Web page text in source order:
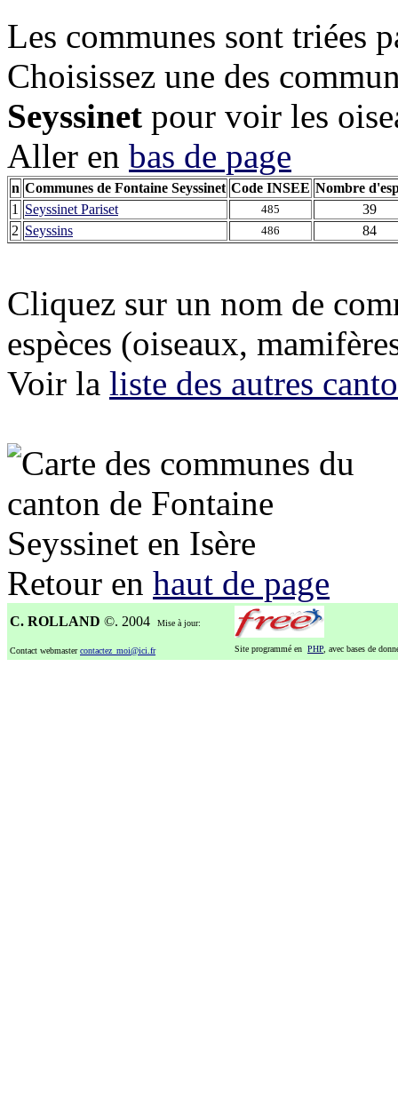
Les communes sont triées
Choisissez une des
Seyssinet pour voir les
Aller en bas de page
n Communes de Fontaine Seyssinet Code INSEE Nombre
1
Seyssinet Pariset 485
39
2 Seyssins 486 84
Cliquez sur un nom de
espèces (oiseaux,
Voir la liste des autres
Retour en haut de page
C. ROLLAND ©. 2004 Mise à jour:
Contact webmastercontactez_moi@ici.fr Site programmé en PHP , avec bases de